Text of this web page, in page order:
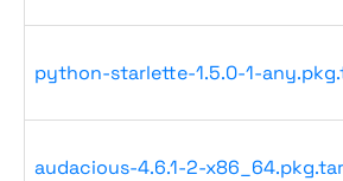
python-starlette-1.5.0-1-
audacious-4.6.1-2-